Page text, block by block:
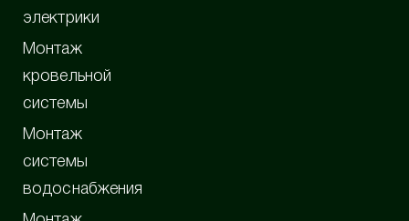
электрики
Монтаж
кровельной
системы
Монтаж
системы
водоснабжения